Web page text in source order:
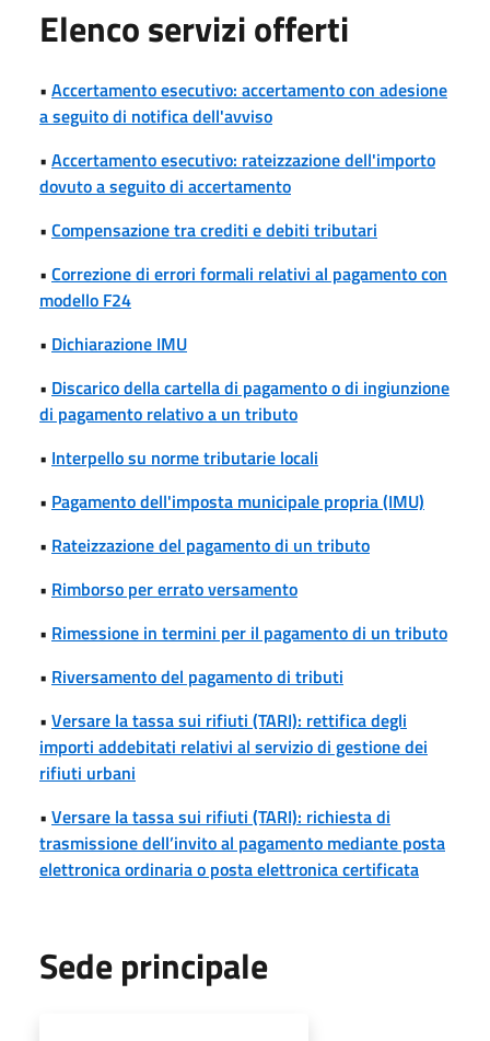
Elenco servizi offerti
• Accertamento esecutivo: accertamento con adesione
a seguito di notifica dell'avviso
• Accertamento esecutivo: rateizzazione dell'importo
dovuto a seguito di accertamento
• Compensazione tra crediti e debiti tributari
• Correzione di errori formali relativi al pagamento con
modello F24
• Dichiarazione IMU
• Discarico della cartella di pagamento o di ingiunzione
di pagamento relativo a un tributo
• Interpello su norme tributarie locali
• Pagamento dell'imposta municipale propria (IMU)
• Rateizzazione del pagamento di un tributo
• Rimborso per errato versamento
• Rimessione in termini per il pagamento di un tributo
• Riversamento del pagamento di tributi
• Versare la tassa sui rifiuti (TARI): rettifica degli
importi addebitati relativi al servizio di gestione dei
rifiuti urbani
• Versare la tassa sui rifiuti (TARI): richiesta di
trasmissione dell’invito al pagamento mediante posta
elettronica ordinaria o posta elettronica certificata
Sede principale